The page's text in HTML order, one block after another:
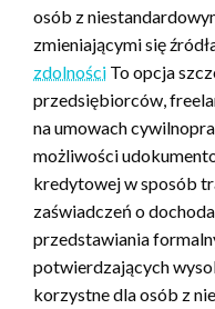
osób z
zmieniającymi się
zdolności To opcja
przedsiębiorców,
na umowach
możliwości
kredytowej w sposób
zaświadczeń o
przedstawiania
potwierdzających
korzystne dla osób z